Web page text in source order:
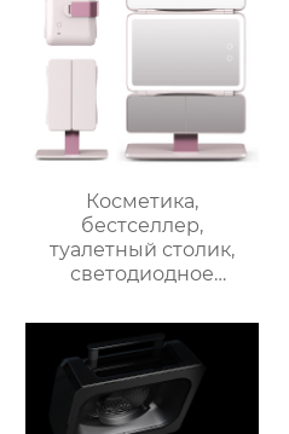
блендер, тепловизор
Косметика,
бестселлер,
туалетный столик,
светодиодное
зеркало для макияжа,
тройное
увеличительное
зеркало для макияжа
с подсветкой